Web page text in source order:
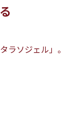
ラソジェル」。